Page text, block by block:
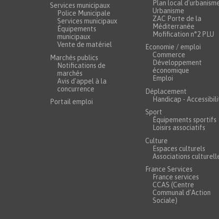
Services municipaux
Police Municipale
Services municipaux
Équipements
municipaux
Vente de matériel
Marchés publics
Notifications de
marchés
Avis d'appel à la
concurrence
Portail emploi
Plan local
Urbanisme
ZAC Porte de la
Méditerranée
Mofification n°2 PLU
Economie / emploi
Commerce
Développement
économique
Emploi
Déplacement
Handicap -
Sport
Équipements sportifs
Loisirs associatifs
Culture
Espaces culturels
Associations
France Services
France services
CCAS (Centre
Communal d'Action
Sociale)